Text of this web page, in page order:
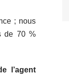
; nous
de 70 %
l’agent